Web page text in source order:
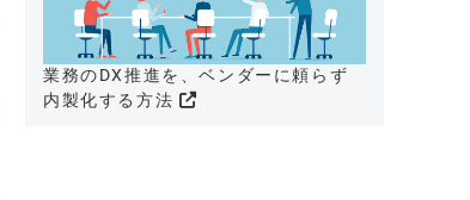
業務のDX推進を、ベンダーに頼らず
内製化する方法